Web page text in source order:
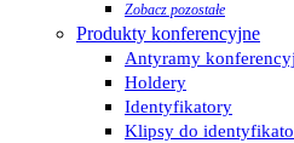
Zobacz pozostałe
Produkty konferencyjne
Antyramy
Holdery
Identyfikatory
Klipsy do